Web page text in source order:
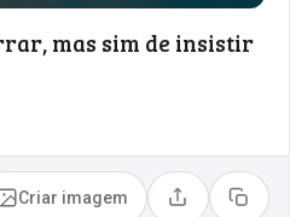
mas sim de insistir
Criar imagem Compartilhar
Copiar